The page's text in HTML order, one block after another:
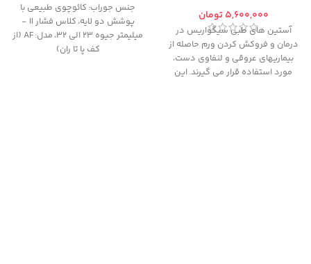
تومان
آستین های طبی سیگواریس در
درمان و فروکش کردن ورم حاصله از
بیماریهای عروقی و لنفاوی دست،
مورد استفاده قرار می گیرند. این
جنس جوراب: کائوچوی طبیعی با
پوشش دو لایه،
کلاس فشار II -
میلیمتر جیوه 23 الی 32
، مدل:
AF (از
کف پا تا ران)